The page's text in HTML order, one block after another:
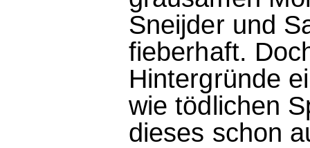
Sneijder und
fieberhaft.
Hintergründe
wie tödlichen
dieses schon